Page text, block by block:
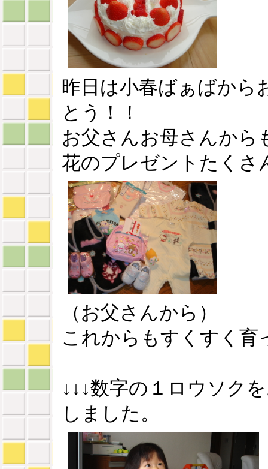
昨日は小春ばぁばか
とう！！
お父さんお母さんから
花のプレゼントたくさ
（お父さんから）
これからもすくすく育
↓↓↓数字の１ロウソク
しました。